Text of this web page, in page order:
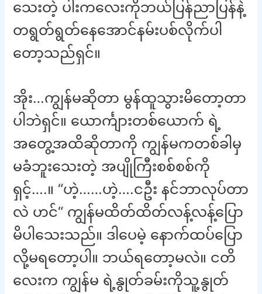
သေးတဲ့ ပါးကလေးကိုဘယ်ပြန်ညာပြန်နဲ့
တရွတ်ရွတ်နေအောင်နမ်းပစ်လိုက်ပါ
တော့သည်ရှင်။
အိုး…ကျွန်မဆိုတာ မွန်ထူသွားမိတော့တာ
ပါဘဲရှင်။ ယောင်္ကျားတစ်ယောက် ရဲ့
အတွေ့အထိဆိုတာကို ကျွန်မကတစ်ခါမှ
မခံဘူးသေးတဲ့ အပျိုကြီးစစ်စစ်ကို
ရှင့်….။ “ဟဲ့……ဟဲ့….ငဦး နင်ဘာလုပ်တာ
လဲ ဟင်“ ကျွန်မထိတ်ထိတ်လန့်လန့်ပြော
မိပါသေးသည်။ ဒါပေမဲ့ နောက်ထပ်ပြော
လို့မရတော့ပါ။ ဘယ်ရတော့မလဲ။ ငတိ
လေးက ကျွန်မ ရဲ့နွုတ်ခမ်းကိုသူ့နွုတ်